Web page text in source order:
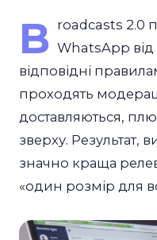
B roadcasts 2.0
WhatsApp від
відповідні
проходять
доставляються,
зверху. Результат,
значно краща
«один розмір для